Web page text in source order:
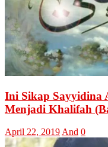
Ini Sikap Sayyidina
Menjadi Khalifah
April 22, 2019 And 0